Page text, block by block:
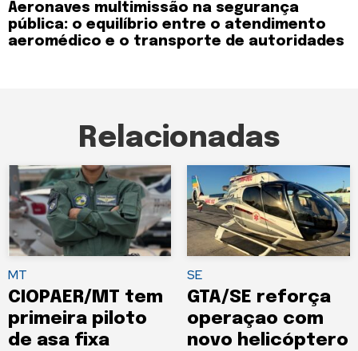
Aeronaves multimissão na segurança
pública: o equilíbrio entre o atendimento
aeromédico e o transporte de autoridades
Relacionadas
MT
CIOPAER/MT tem
primeira piloto
de asa fixa
SE
GTA/SE reforça
operaçao com
novo helicóptero